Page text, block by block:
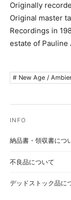
Originally
Original master
Recordings in
estate of Pauline
# New Age /
納品書・領収書につ
不良品について
デッドストック品に